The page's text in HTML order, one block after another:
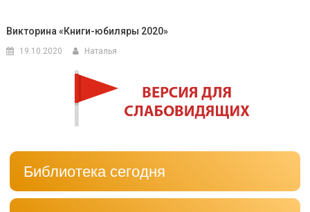
Викторина «Книги-юбиляры 2020»
19.10.2020 Наталья
Библиотека сегодня